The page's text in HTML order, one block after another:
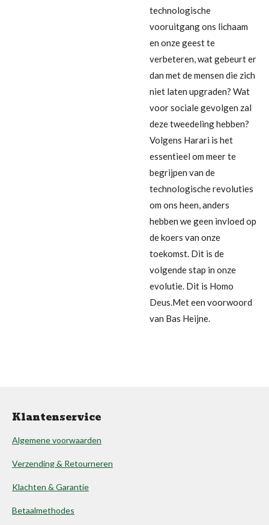
technologische
vooruitgang ons lichaam
en onze geest te
verbeteren, wat gebeurt er
dan met de mensen die zich
niet laten upgraden? Wat
voor sociale gevolgen zal
deze tweedeling hebben?
Volgens Harari is het
essentieel om meer te
begrijpen van de
technologische revoluties
om ons heen, anders
hebben we geen invloed op
de koers van onze
toekomst. Dit is de
volgende stap in onze
evolutie. Dit is Homo
Deus.Met een voorwoord
van Bas Heijne.
Klantenservice
Algemene voorwaarden
Verzending & Retourneren
Klachten & Garantie
Betaalmethodes